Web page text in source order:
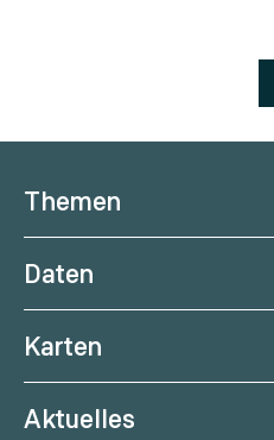
Themen
Klima
Daten
Datenzentrum
Karten
Aktuelles